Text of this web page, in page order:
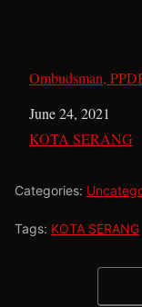
Ombudsman,
Date
June 24, 2021
In relation to
KOTA SERANG
Categories:
Tags: KOTA SERANG